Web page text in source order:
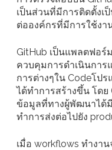
เป็นส่วนที่มีการติดตั้งเ
ต่อองค์กรที่มีการใช้งา
GitHub เป็นแพลตฟอ
ควบคุมการดำเนินการ
การต่างๆใน Codeโป
ได้ทำการสร้างขึ้น โด
ข้อมูลที่ทางผู้พัฒนาได้มี
ทำการส่งต่อไปยัง
เมื่อ workflows ทำงาน